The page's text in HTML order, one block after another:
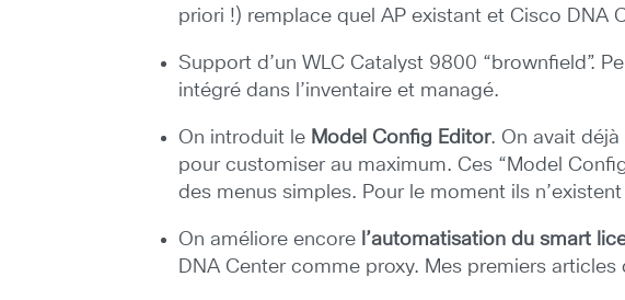
priori !) remplace quel AP existant et Cisco DNA
Support d’un WLC Catalyst 9800 “brownfield”.
intégré dans l’inventaire et managé.
On introduit le Model Config Editor. On avait
pour customiser au maximum. Ces “Model
des menus simples. Pour le moment ils
On améliore encore l’automatisation du smart
DNA Center comme proxy. Mes premiers